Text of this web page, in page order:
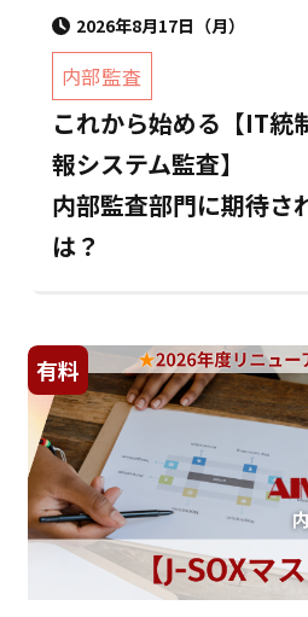
2026年8月17日（月）
内部監査
これから始める【IT統
報システム監査】
内部監査部門に期待さ
は？
有料